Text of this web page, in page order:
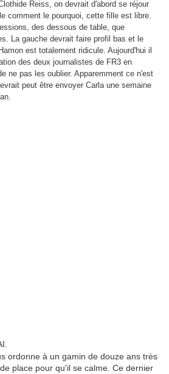
Reiss, on devrait d'abord se réjour
comment le pourquoi, cette fille est libre.
des dessous de table, que
La gauche devrait faire profil bas et le
est totalement ridicule. Aujourd'hui il
des deux journalistes de FR3 en
ne pas les oublier. Apparemment ce n'est
peut être envoyer Carla une semaine
ordonne à un gamin de douze ans très
place pour qu'il se calme. Ce dernier